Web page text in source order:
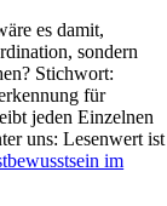
es damit,
sondern
Stichwort:
für
jeden Einzelnen
uns: Lesenwert ist
im